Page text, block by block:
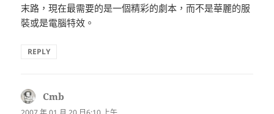
末路，現在最需要的是一個精彩的劇本，而不是華麗的服
裝或是電腦特效。
REPLY
Cmb
示: